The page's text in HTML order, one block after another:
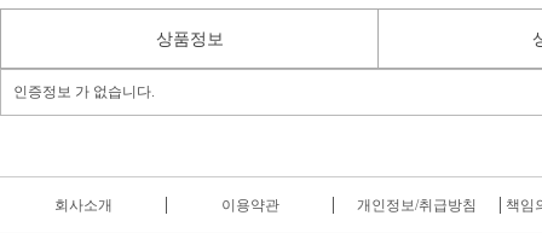
상품정보
인증정보 가 없습니다.
회사소개 이용약관 개인정보/취급방침 책임